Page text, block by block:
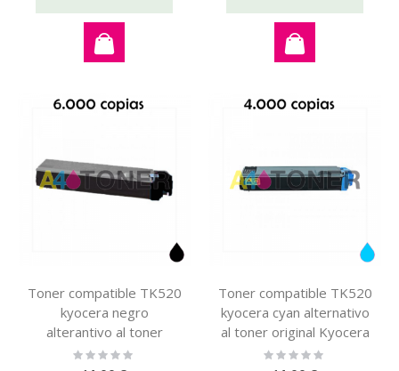
Toner compatible TK520
kyocera negro
alterantivo al toner
original Kyocera
Rating:
Toner compatible TK520
kyocera cyan alternativo
al toner original Kyocera
1T02HJCEU0 TK-520
Rating: